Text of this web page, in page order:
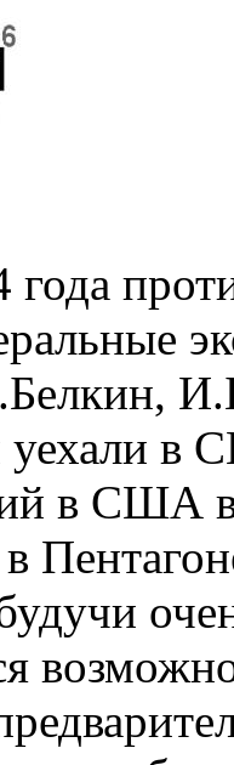
года
уехали в
в США в